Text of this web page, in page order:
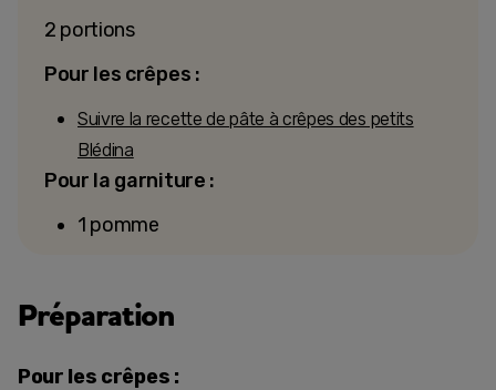
2 portions
Pour les crêpes :
Suivre la recette de pâte à crêpes des petits
Blédina
Pour la garniture :
1 pomme
Préparation
Pour les crêpes :